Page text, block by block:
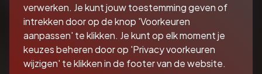
verwerken. Je kunt jouw toestemming geven of
intrekken door op de knop 'Voorkeuren
aanpassen' te klikken. Je kunt op elk moment je
keuzes beheren door op 'Privacy voorkeuren
wijzigen' te klikken in de footer van de website.